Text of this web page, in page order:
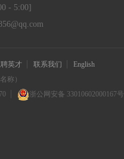
- 5:00]
英才 联系我们
English
称）
浙公网安备 33010602000167号